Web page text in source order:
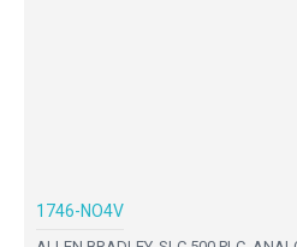
1746-NO4V